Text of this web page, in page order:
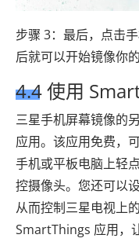
步骤 3：最后，点击
后就可以开始镜像你
4.4 使用
三星手机屏幕镜像的
应用。该应用免费，
手机或平板电脑上轻
控摄像头。您还可以
从而控制三星电视上
SmartThings 应用，